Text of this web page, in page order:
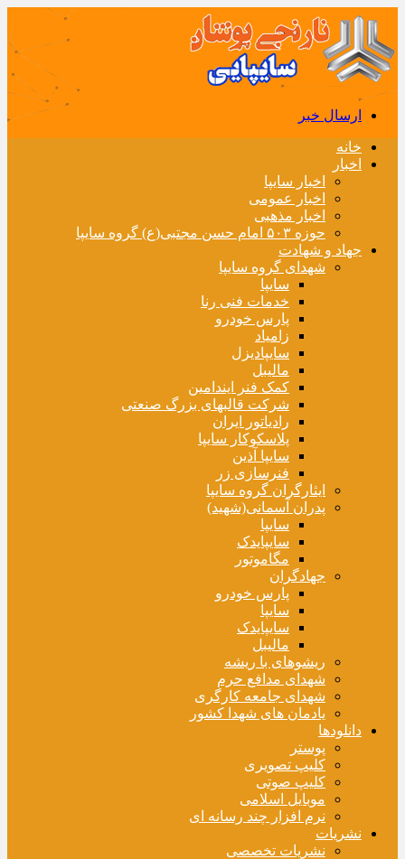
ارسال خبر
خانه
اخبار
اخبار سایپا
اخبار عمومی
اخبار مذهبی
حوزه ۵۰۳ امام حسن مجتبی(ع) گروه سایپا
جهاد و شهادت
شهدای گروه سایپا
سایپا
خدمات فنی رنا
پارس خودرو
زامیاد
سایپادیزل
مالیبل
کمک فنر ایندامین
شرکت قالبهای بزرگ صنعتی
رادیاتور ایران
پلاسکوکار سایپا
سایپا آذین
فنرسازی زر
ایثارگران گروه سایپا
پدران آسمانی(شهید)
سایپا
سایپایدک
مگاموتور
جهادگران
پارس خودرو
سایپا
سایپایدک
مالیبل
ریشوهای با ریشه
شهدای مدافع حرم
شهدای جامعه کارگری
یادمان های شهدا کشور
دانلودها
پوستر
کلیپ تصویری
کلیپ صوتی
موبایل اسلامی
نرم افزار چند رسانه ای
نشریات
نشریات تخصصی